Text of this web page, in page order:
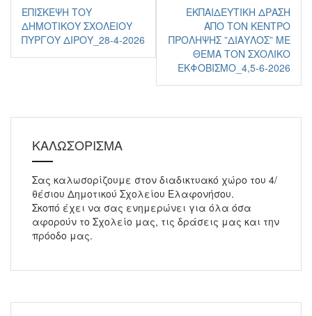
άρθρων
ΕΠΊΣΚΕΨΗ ΤΟΥ
ΔΗΜΟΤΙΚΟΎ ΣΧΟΛΕΊΟΥ
ΠΎΡΓΟΥ ΔΙΡΟΎ_28-4-2026
ΕΚΠΑΙΔΕΥΤΙΚΉ ΔΡΆΣΗ
ΑΠΌ ΤΟΝ ΚΈΝΤΡΟ
ΠΡΌΛΗΨΗΣ ”ΔΊΑΥΛΟΣ” ΜΕ
ΘΈΜΑ ΤΟΝ ΣΧΟΛΙΚΌ
ΕΚΦΟΒΙΣΜΌ_4,5-6-2026
ΚΑΛΩΣΟΡΙΣΜΑ
Σας καλωσορίζουμε στον διαδικτυακό χώρο του 4/
θέσιου Δημοτικού Σχολείου Ελαφονήσου.
Σκοπό έχει να σας ενημερώνει για όλα όσα
αφορούν το Σχολείο μας, τις δράσεις μας και την
πρόοδο μας.